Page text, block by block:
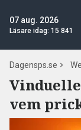
07 aug. 2026
Läsare idag: 15 841
Dagensps.se
vem